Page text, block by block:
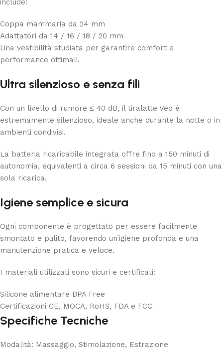
Coppa mammaria da 24 mm
Adattatori da 14 / 16 / 18 / 20 mm
Una vestibilità studiata per garantire comfort e
performance ottimali.
Ultra silenzioso e senza fili
Con un livello di rumore ≤ 40 dB, il tiralatte Veo è
estremamente silenzioso, ideale anche durante la notte o in
ambienti condivisi.
La batteria ricaricabile integrata offre fino a 150 minuti di
autonomia, equivalenti a circa 6 sessioni da 15 minuti con una
sola ricarica.
Igiene semplice e sicura
Ogni componente è progettato per essere facilmente
smontato e pulito, favorendo un’igiene profonda e una
manutenzione pratica e veloce.
I materiali utilizzati sono sicuri e certificati:
Silicone alimentare BPA Free
Certificazioni CE, MOCA, RoHS, FDA e FCC
Specifiche Tecniche
Modalità: Massaggio, Stimolazione, Estrazione